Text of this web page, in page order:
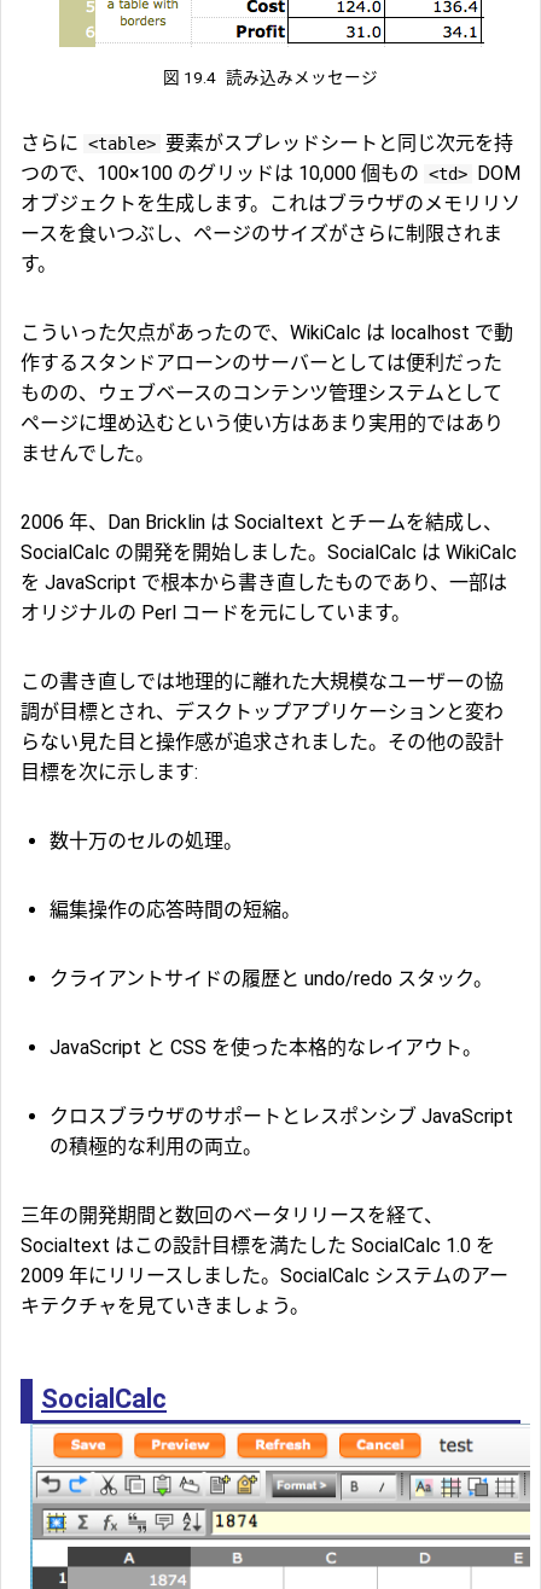
図 19.4 読み込みメッセージ
さらに <table> 要素がスプレッドシートと同じ次元を持
つので、100×100 のグリッドは 10,000 個もの <td> DOM
オブジェクトを生成します。これはブラウザのメモリリソ
ースを食いつぶし、ページのサイズがさらに制限されま
す。
こういった欠点があったので、WikiCalc は localhost で動
作するスタンドアローンのサーバーとしては便利だった
ものの、ウェブベースのコンテンツ管理システムとして
ページに埋め込むという使い方はあまり実用的ではあり
ませんでした。
2006 年、Dan Bricklin は Socialtext とチームを結成し、
SocialCalc の開発を開始しました。SocialCalc は WikiCalc
を JavaScript で根本から書き直したものであり、一部は
オリジナルの Perl コードを元にしています。
この書き直しでは地理的に離れた大規模なユーザーの協
調が目標とされ、デスクトップアプリケーションと変わ
らない見た目と操作感が追求されました。その他の設計
目標を次に示します:
数十万のセルの処理。
編集操作の応答時間の短縮。
クライアントサイドの履歴と undo/redo スタック。
JavaScript と CSS を使った本格的なレイアウト。
クロスブラウザのサポートとレスポンシブ JavaScript
の積極的な利用の両立。
三年の開発期間と数回のベータリリースを経て、
Socialtext はこの設計目標を満たした SocialCalc 1.0 を
2009 年にリリースしました。SocialCalc システムのアー
キテクチャを見ていきましょう。
SocialCalc